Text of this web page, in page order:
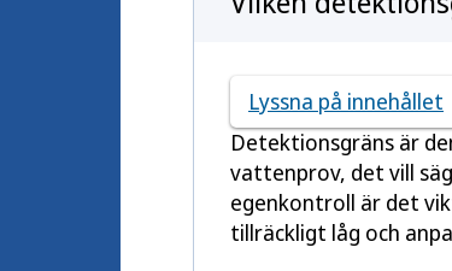
Lyssna på innehållet
Detektionsgräns är
vattenprov, det vill
egenkontroll är det
tillräckligt låg och